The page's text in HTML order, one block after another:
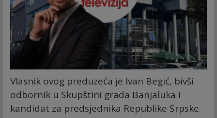
Vlasnik ovog preduzeća je Ivan Begić, bivši
odbornik u Skupštini grada Banjaluka i
kandidat za predsjednika Republike Srpske.